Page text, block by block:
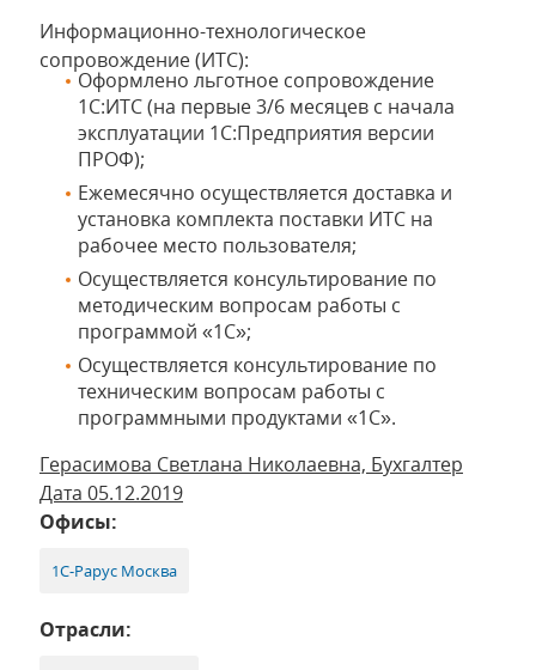
Информационно-технологическое
сопровождение (ИТС):
Оформлено льготное сопровождение
1С:ИТС (на первые 3/6 месяцев с начала
эксплуатации 1С:Предприятия версии
ПРОФ);
Ежемесячно осуществляется доставка и
установка комплекта поставки ИТС на
рабочее место пользователя;
Осуществляется консультирование по
методическим вопросам работы с
программой «1С»;
Осуществляется консультирование по
техническим вопросам работы с
программными продуктами «1С».
Герасимова Светлана Николаевна, Бухгалтер
Дата 05.12.2019
Офисы:
1С-Рарус Москва
Отрасли: